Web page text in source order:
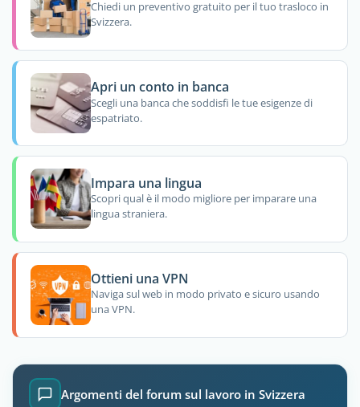
Chiedi un preventivo gratuito per il tuo trasloco in
Svizzera.
Apri un conto in banca
Scegli una banca che soddisfi le tue esigenze di
espatriato.
Impara una lingua
Scopri qual è il modo migliore per imparare una
lingua straniera.
Ottieni una VPN
Naviga sul web in modo privato e sicuro usando
una VPN.
Argomenti del forum sul lavoro in Svizzera